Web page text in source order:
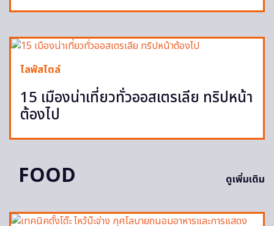
ไลฟ์สไตล์
15 เมืองน่าเที่ยวทั่วออสเตรเลีย ทริปหน้า
ต้องไป
FOOD ดูเพิ่มเติม